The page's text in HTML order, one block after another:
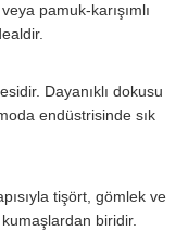
pamuk-karışımlı
Dayanıklı dokusu
endüstrisinde sık
tişört, gömlek ve
biridir.